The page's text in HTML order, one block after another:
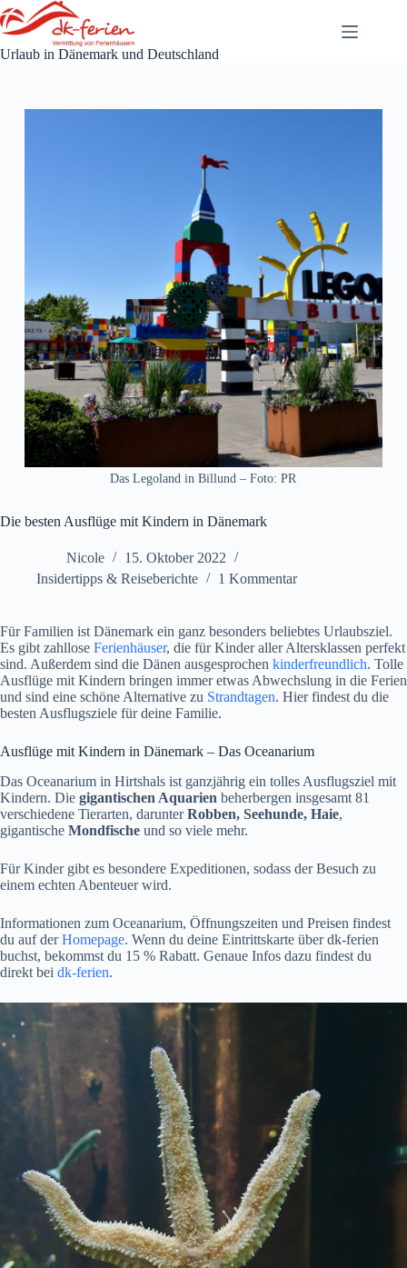
Zum
Inhalt
springen
Urlaub in Dänemark und Deutschland
Das Legoland in Billund – Foto: PR
Die besten Ausflüge mit Kindern in Dänemark
Nicole
15. Oktober 2022
Insidertipps & Reiseberichte
1 Kommentar
Für Familien ist Dänemark ein ganz besonders beliebtes Urlaubsziel.
Es gibt zahllose Ferienhäuser, die für Kinder aller Altersklassen perfekt
sind. Außerdem sind die Dänen ausgesprochen kinderfreundlich. Tolle
Ausflüge mit Kindern bringen immer etwas Abwechslung in die Ferien
und sind eine schöne Alternative zu Strandtagen. Hier findest du die
besten Ausflugsziele für deine Familie.
Ausflüge mit Kindern in Dänemark – Das Oceanarium
Das Oceanarium in Hirtshals ist ganzjährig ein tolles Ausflugsziel mit
Kindern. Die gigantischen Aquarien beherbergen insgesamt 81
verschiedene Tierarten, darunterRobben, Seehunde, Haie,
gigantische Mondfische und so viele mehr.
Für Kinder gibt es besondere Expeditionen, sodass der Besuch zu
einem echten Abenteuer wird.
Informationen zum Oceanarium, Öffnungszeiten und Preisen findest
du auf derHomepage. Wenn du deine Eintrittskarte über dk-ferien
buchst, bekommst du 15 % Rabatt. Genaue Infos dazu findest du
direkt bei dk-ferien.